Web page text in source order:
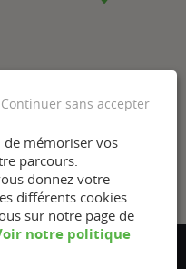
de mémoriser vos
parcours.
donnez votre
différents cookies.
sur notre page de
notre politique
Continuer sans accepter